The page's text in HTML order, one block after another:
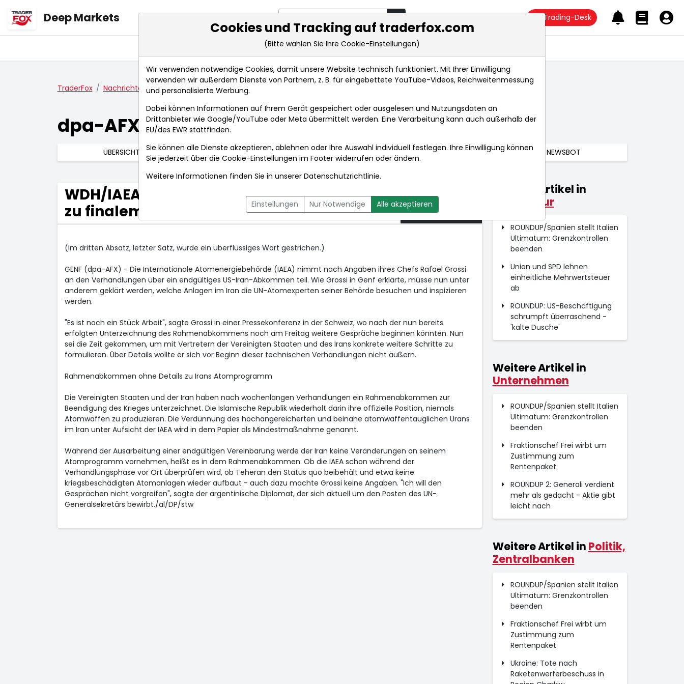
Deep Markets Trading-Desk
Markt-Analysen Market Tools Realtimekurse Nachrichten
TraderFox Nachrichten dpa-AFX Compact WDH/IAEA-Chef: 'Noch ein Stück Arbeit' bis zu fin...
dpa-AFX Compact
ÜBERSICHT DPA-AFX PROFEED DPA-AFX COMPACT NEWSBOT
WDH/IAEA-Chef: 'Noch ein Stück Arbeit' bis
zu finalem Iran-Pakt
18.06.2026
um 12:26 Uhr
(Im dritten Absatz, letzter Satz, wurde ein überflüssiges Wort gestrichen.)
GENF (dpa-AFX) - Die Internationale Atomenergiebehörde (IAEA) nimmt nach Angaben ihres Chefs Rafael Grossi
an den Verhandlungen über ein endgültiges US-Iran-Abkommen teil. Wie Grossi in Genf erklärte, müsse nun unter
anderem geklärt werden, welche Anlagen im Iran die UN-Atomexperten seiner Behörde besuchen und inspizieren
werden.
"Es ist noch ein Stück Arbeit", sagte Grossi in einer Pressekonferenz in der Schweiz, wo nach der nun bereits
erfolgten Unterzeichnung des Rahmenabkommens noch am Freitag weitere Gespräche beginnen könnten. Nun
sei die Zeit gekommen, um mit Vertretern der Vereinigten Staaten und des Irans konkrete weitere Schritte zu
formulieren. Über Details wollte er sich vor Beginn dieser technischen Verhandlungen nicht äußern.
Rahmenabkommen ohne Details zu Irans Atomprogramm
Die Vereinigten Staaten und der Iran haben nach wochenlangen Verhandlungen ein Rahmenabkommen zur
Beendigung des Krieges unterzeichnet. Die Islamische Republik wiederholt darin ihre offizielle Position, niemals
Atomwaffen zu produzieren. Die Verdünnung des hochangereicherten und beinahe atomwaffentauglichen Urans
im Iran unter Aufsicht der IAEA wird in dem Papier als Mindestmaßnahme genannt.
Während der Ausarbeitung einer endgültigen Vereinbarung werde der Iran keine Veränderungen an seinem
Atomprogramm vornehmen, heißt es in dem Rahmenabkommen. Ob die IAEA schon während der
Verhandlungsphase vor Ort überprüfen wird, ob Teheran den Status quo beibehält und etwa keine
kriegsbeschädigten Atomanlagen wieder aufbaut - auch dazu machte Grossi keine Angaben. "Ich will den
Gesprächen nicht vorgreifen", sagte der argentinische Diplomat, der sich aktuell um den Posten des UN-
Generalsekretärs bewirbt./al/DP/stw
Weitere Artikel in
Konjunktur
ROUNDUP/Spanien stellt Italien
Ultimatum: Grenzkontrollen
beenden
Union und SPD lehnen
einheitliche Mehrwertsteuer
ab
ROUNDUP: US-Beschäftigung
schrumpft überraschend -
'kalte Dusche'
Weitere Artikel in
Unternehmen
ROUNDUP/Spanien stellt Italien
Ultimatum: Grenzkontrollen
beenden
Fraktionschef Frei wirbt um
Zustimmung zum
Rentenpaket
ROUNDUP 2: Generali verdient
mehr als gedacht - Aktie gibt
leicht nach
Weitere Artikel in Politik,
Zentralbanken
ROUNDUP/Spanien stellt Italien
Ultimatum: Grenzkontrollen
beenden
Fraktionschef Frei wirbt um
Zustimmung zum
Rentenpaket
Ukraine: Tote nach
Raketenwerferbeschuss in
Cookies und Tracking auf traderfox.com
(Bitte wählen Sie Ihre Cookie-Einstellungen)
Wir verwenden notwendige Cookies, damit unsere Website technisch funktioniert. Mit Ihrer Einwilligung
verwenden wir außerdem Dienste von Partnern, z. B. für eingebettete YouTube-Videos, Reichweitenmessung
und personalisierte Werbung.
Dabei können Informationen auf Ihrem Gerät gespeichert oder ausgelesen und Nutzungsdaten an
Drittanbieter wie Google/YouTube oder Meta übermittelt werden. Eine Verarbeitung kann auch außerhalb der
EU/des EWR stattfinden.
Sie können alle Dienste akzeptieren, ablehnen oder Ihre Auswahl individuell festlegen. Ihre Einwilligung können
Sie jederzeit über die Cookie-Einstellungen im Footer widerrufen oder ändern.
Weitere Informationen finden Sie in unserer Datenschutzrichtlinie.
Einstellungen Nur Notwendige Alle akzeptieren